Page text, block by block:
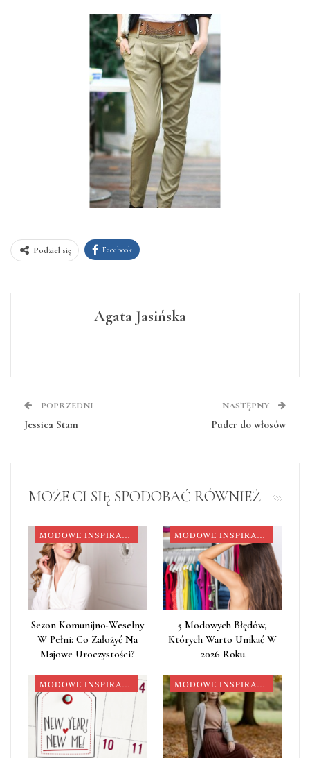
Podziel się Facebook
Agata Jasińska
POPRZEDNI
Jessica Stam
NASTĘPNY
Puder do włosów
MOŻE CI SIĘ SPODOBAĆ RÓWNIEŻ
MODOWE INSPIRACJE
Sezon Komunijno-Weselny
W Pełni: Co Założyć Na
Majowe Uroczystości?
MODOWE INSPIRACJE
5 Modowych Błędów,
Których Warto Unikać W
2026 Roku